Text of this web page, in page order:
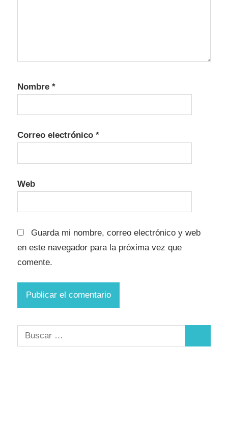
Nombre *
Correo electrónico *
Web
Guarda mi nombre, correo electrónico y web
en este navegador para la próxima vez que
comente.
Buscar: